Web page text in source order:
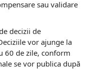
sau validare
decizii de
vor ajunge la
60 de zile, conform
se vor publica după